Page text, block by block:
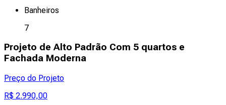
Banheiros
7
Projeto de Alto Padrão Com 5 quartos e
Fachada Moderna
Preço do Projeto
R$ 2.990,00